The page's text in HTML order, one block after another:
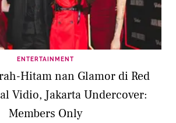
ENTERTAINMENT
Hitam nan Glamor di Red
Vidio, Jakarta Undercover:
Members Only